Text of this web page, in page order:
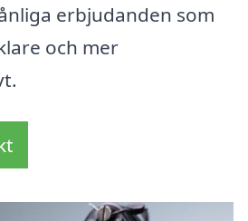
erbjudanden som
och mer